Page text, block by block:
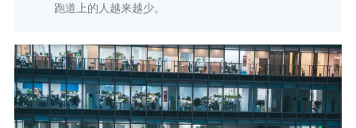
跑道上的人越来越少。